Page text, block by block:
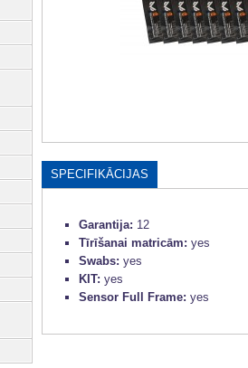
SPECIFIKĀCIJAS
Garantija: 12
Tīrīšanai matricām: yes
Swabs: yes
KIT: yes
Sensor Full Frame: yes